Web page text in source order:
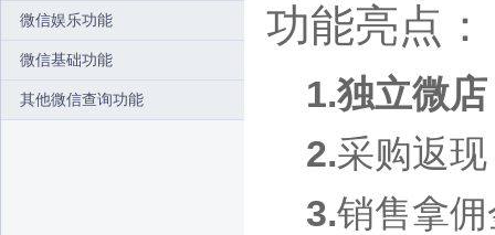
微信娱乐功能
微信基础功能
其他微信查询功能
功能亮点：
1.独立微
2.采购返现
3.销售拿